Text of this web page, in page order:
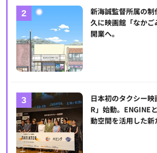
新海誠監督所属の
久に映画館「なか
開業へ。
日本初のタクシー
R」始動。ENGINE
動空間を活用した